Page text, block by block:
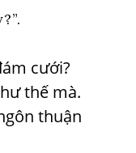
cưới?
thế mà.
thuận